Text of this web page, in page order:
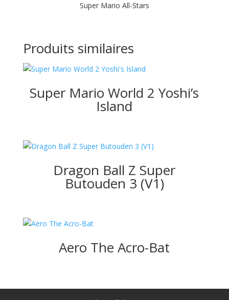
Super Mario All-Stars
Produits similaires
Super Mario World 2 Yoshi’s
Island
Dragon Ball Z Super
Butouden 3 (V1)
Aero The Acro-Bat